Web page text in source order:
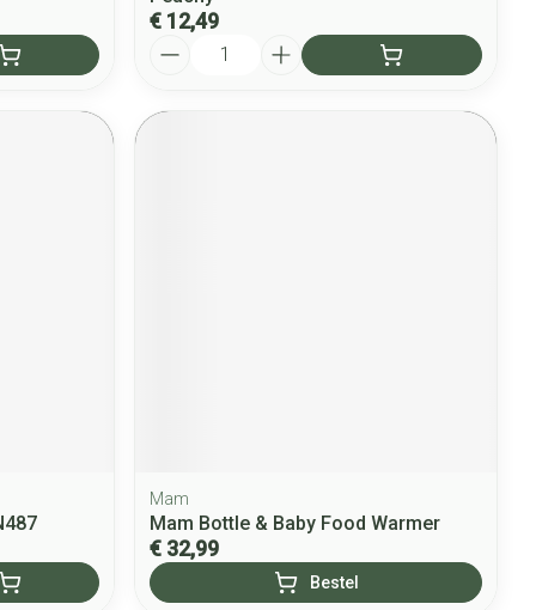
€ 12,49
Mam
Mam Bottle & Baby Food Warmer
€ 32,99
Bestel